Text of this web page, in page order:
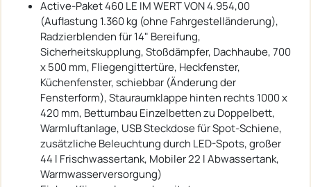
Active-Paket 460 LE IM WERT VON 4.954,00 
(Auflastung 1.360 kg (ohne Fahrgestelländerung),
Radzierblenden für 14" Bereifung,
Sicherheitskupplung, Stoßdämpfer, Dachhaube, 700
x 500 mm, Fliegengittertüre, Heckfenster,
Küchenfenster, schiebbar (Änderung der
Fensterform), Stauraumklappe hinten rechts 1000 x
420 mm, Bettumbau Einzelbetten zu Doppelbett,
Warmluftanlage, USB Steckdose für Spot-Schiene,
zusätzliche Beleuchtung durch LED-Spots, großer
44 l Frischwassertank, Mobiler 22 l Abwassertank,
Warmwasserversorgung)